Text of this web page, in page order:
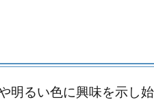
明るい色に興味を示し